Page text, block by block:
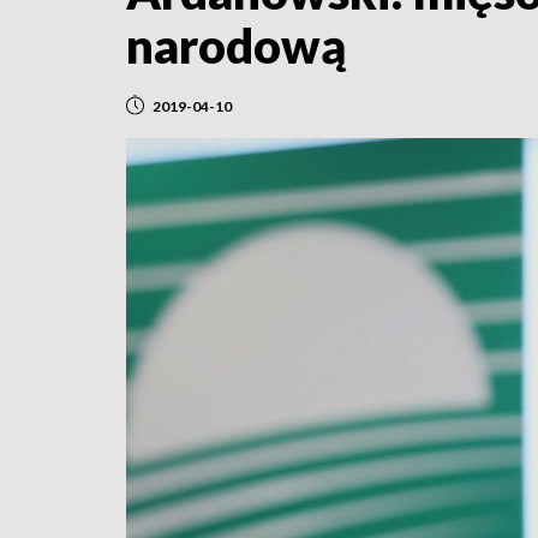
narodową
2019-04-10